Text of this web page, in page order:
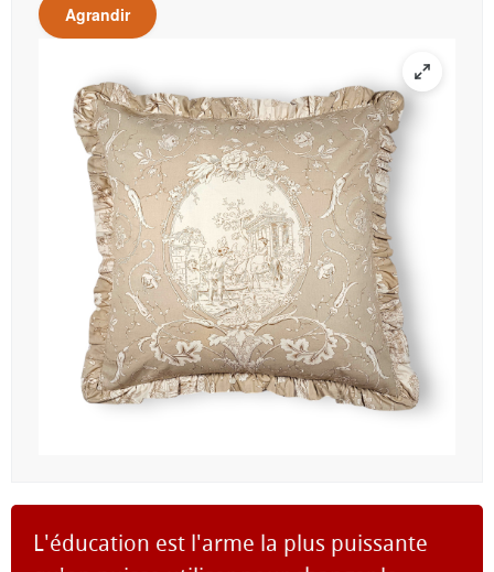
Agrandir
L'éducation est l'arme la plus puissante